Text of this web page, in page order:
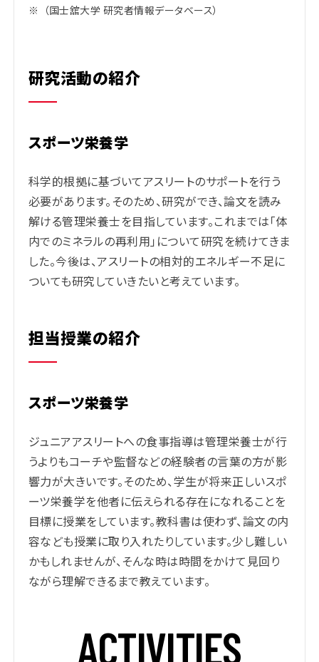
※ （国士舘大学 研究者情報データベース）
研究活動の紹介
スポーツ栄養学
科学的根拠に基づいてアスリートのサポートを行う
必要があります。そのため、研究ができ、論文を読み
解ける管理栄養士を目指しています。これまでは「体
内でのミネラルの再利用」について研究を続けてきま
した。今後は、アスリートの相対的エネルギー不足に
ついても研究していきたいと考えています。
担当授業の紹介
スポーツ栄養学
ジュニアアスリートへの食事指導は管理栄養士が行
うよりもコーチや監督などの経験者の言葉の方が影
響力が大きいです。そのため、学生が将来正しいスポ
ーツ栄養学を他者に伝えられる存在になれることを
目標に授業をしています。教科書は使わず、論文の内
容なども授業に取り入れたりしています。少し難しい
かもしれませんが、そんな時は時間をかけて見回り
ながら理解できるまで教えています。
ACTIVITIES